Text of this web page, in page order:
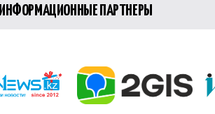
ИНФОРМАЦИОННЫЕ ПАРТНЕРЫ